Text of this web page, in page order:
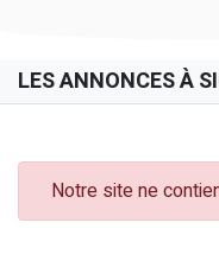
LES ANNONCES À
Notre site ne